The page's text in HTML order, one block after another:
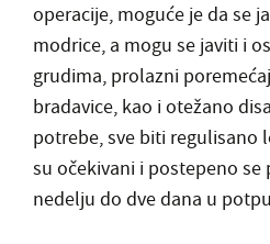
operacije, moguće je da se
modrice, a mogu se javiti i
grudima, prolazni
bradavice, kao i otežano
potrebe, sve biti regulisano
su očekivani i postepeno se
nedelju do dve dana u